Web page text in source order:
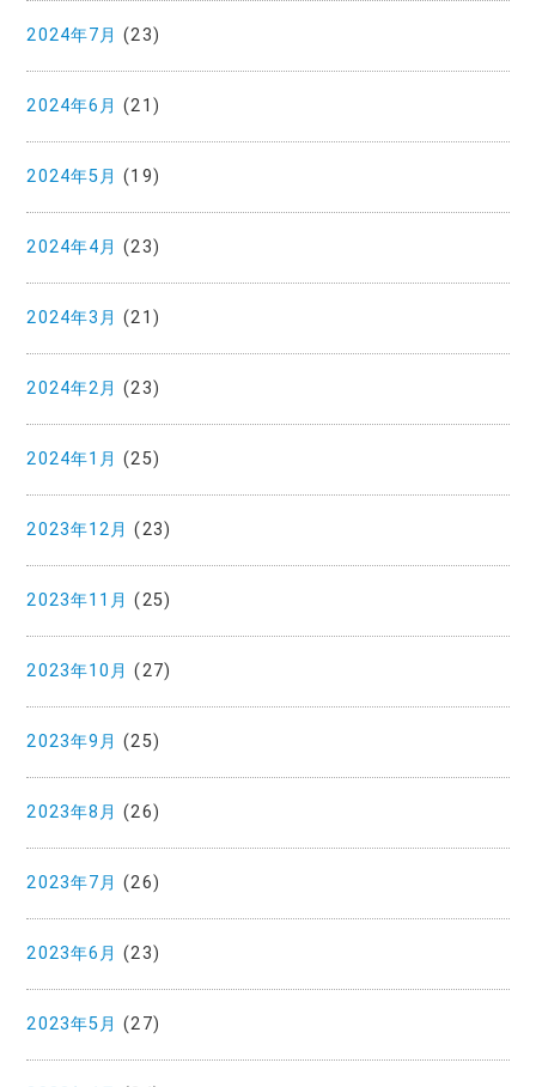
2024年7月 (23)
2024年6月 (21)
2024年5月 (19)
2024年4月 (23)
2024年3月 (21)
2024年2月 (23)
2024年1月 (25)
2023年12月 (23)
2023年11月 (25)
2023年10月 (27)
2023年9月 (25)
2023年8月 (26)
2023年7月 (26)
2023年6月 (23)
2023年5月 (27)